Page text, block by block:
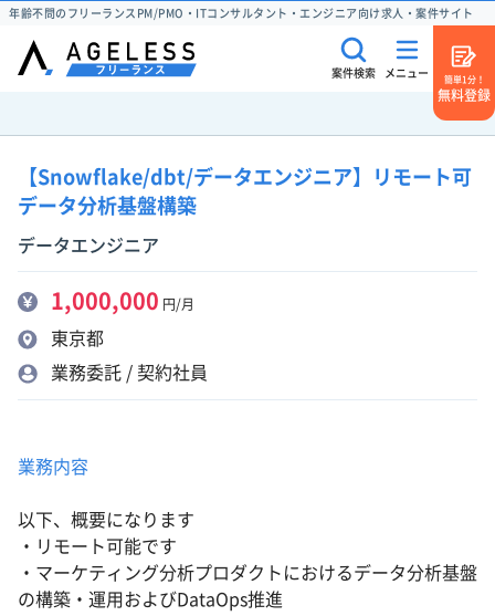
年齢不問のフリーランスPM/PMO・ITコンサルタント・エンジニア向け求人・案件サイト
案件検索 メニュー
簡単1分！
無料登録
【Snowflake/dbt/データエンジニア】リモート可
データ分析基盤構築
データエンジニア
1,000,000 円/月
東京都
業務委託 / 契約社員
業務内容
以下、概要になります
・リモート可能です
・マーケティング分析プロダクトにおけるデータ分析基盤
の構築・運用およびDataOps推進